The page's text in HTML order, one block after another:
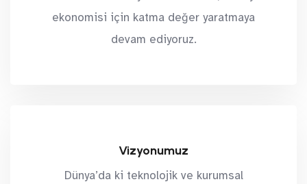
98
9
8
9
8
9
ekonomisi için katma değer yaratmaya
devam ediyoruz.
Vizyonumuz
Dünya’da ki teknolojik ve kurumsal